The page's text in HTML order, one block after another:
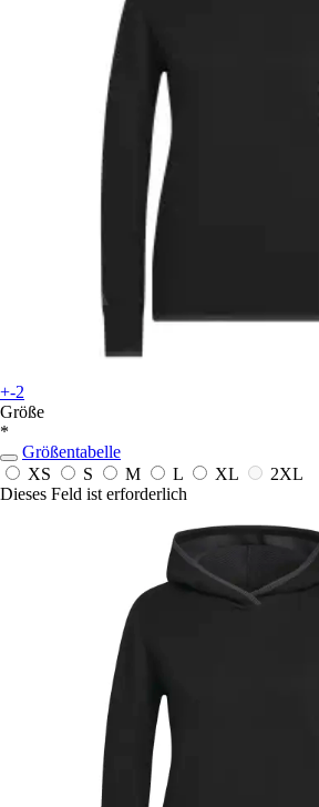
+-2
Größe
*
Größentabelle
XS
S M L XL
2XL
Dieses Feld ist erforderlich